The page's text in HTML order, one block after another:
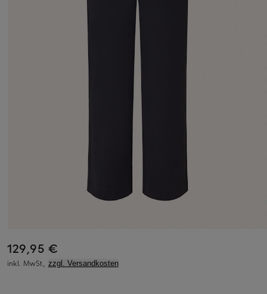
129,95 €
inkl. MwSt., zzgl. Versandkosten